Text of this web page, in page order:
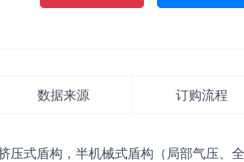
数据来源 订购流程
式盾构，半机械式盾构（局部气压、